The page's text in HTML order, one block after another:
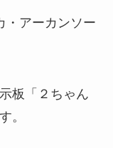
・アーカンソー
板「２ちゃん
。